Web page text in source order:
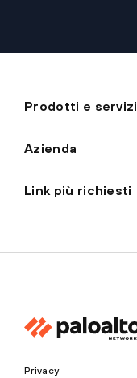
Prodotti e servizi
Azienda
Link più richiesti
Privacy